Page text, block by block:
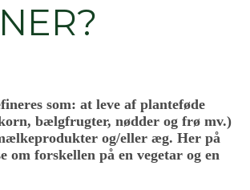
som: at leve af planteføde
bælgfrugter, nødder og frø mv.)
og/eller æg. Her på
om forskellen på en vegetar og en